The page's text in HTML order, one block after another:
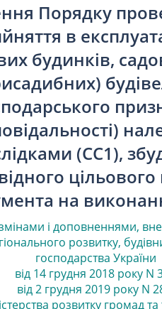
Порядку
в
будинків,
(СС1),
на
змінами і доповненнями,
розвитку,
господарства України
від 14 грудня 2018 року N
від 2 грудня 2019 року N
розвитку громад та